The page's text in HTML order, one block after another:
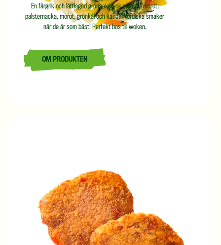
En färgrik och lättlagad grönsakswok med gul morot,
palsternacka, morot, grönkål och kålrot. Nordiska smaker
när de är som bäst! Perfekt bas till woken.
LÄS MER OM WOK MED GRÖNKÅL 2,5 KG
OM PRODUKTEN